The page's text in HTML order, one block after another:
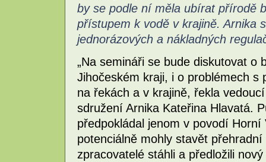
by se podle ní měla ubírat přírodě
přístupem k vodě v krajině. Arnika
jednorázových a nákladných
„Na semináři se bude diskutovat o
Jihočeském kraji, i o problémech
na řekách a v krajině, řekla
sdružení Arnika Kateřina Hlavatá.
předpokládal jenom v povodí
potenciálně mohly stavět
zpracovatelé stáhli a předložili